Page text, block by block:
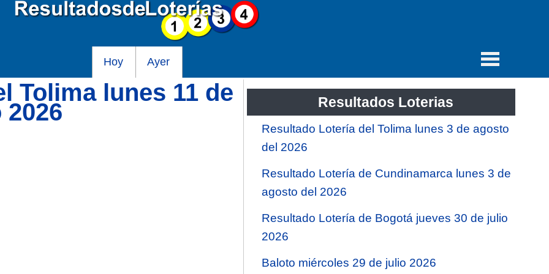
Hoy Ayer
Tolima lunes 11 de
2026 Resultados Loterias
Resultado Lotería del Tolima lunes 3 de agosto
del 2026
Resultado Lotería de Cundinamarca lunes 3 de
agosto del 2026
Resultado Lotería de Bogotá jueves 30 de julio
2026
Baloto miércoles 29 de julio 2026